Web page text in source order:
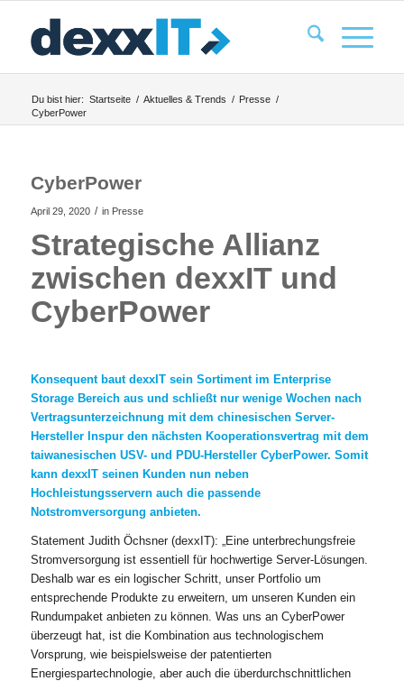
Du bist hier: Startseite / Aktuelles & Trends / Presse /
CyberPower
CyberPower
April 29, 2020 / in Presse
Strategische Allianz
zwischen dexxIT und
CyberPower
Konsequent baut dexxIT sein Sortiment im Enterprise
Storage Bereich aus und schließt nur wenige Wochen nach
Vertragsunterzeichnung mit dem chinesischen Server-
Hersteller Inspur den nächsten Kooperationsvertrag mit dem
taiwanesischen USV- und PDU-Hersteller CyberPower. Somit
kann dexxIT seinen Kunden nun neben
Hochleistungsservern auch die passende
Notstromversorgung anbieten.
Statement Judith Öchsner (dexxIT): „Eine unterbrechungsfreie
Stromversorgung ist essentiell für hochwertige Server-Lösungen.
Deshalb war es ein logischer Schritt, unser Portfolio um
entsprechende Produkte zu erweitern, um unseren Kunden ein
Rundumpaket anbieten zu können. Was uns an CyberPower
überzeugt hat, ist die Kombination aus technologischem
Vorsprung, wie beispielsweise der patentierten
Energiespartechnologie, aber auch die überdurchschnittlichen